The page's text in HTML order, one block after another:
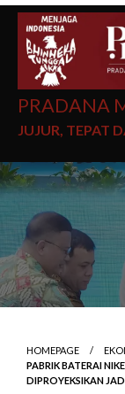
PRADANA
JUJUR, TEPAT
HOMEPAGE
PABRIK BATERAI
DIPROYEKSIKAN